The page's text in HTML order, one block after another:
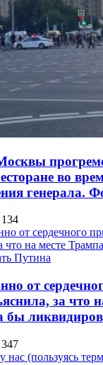
во
генерала.
от
за что
бы